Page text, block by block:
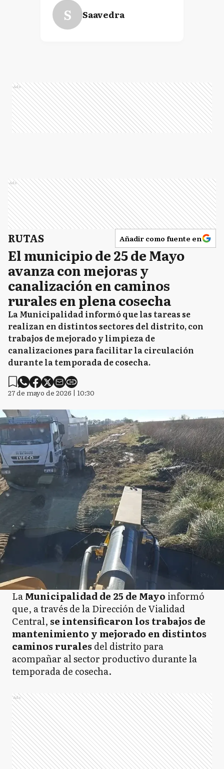
S Saavedra
Ads
Ads
RUTAS Añadir como fuente en
El municipio de 25 de Mayo
avanza con mejoras y
canalización en caminos
rurales en plena cosecha
La Municipalidad informó que las tareas se
realizan en distintos sectores del distrito, con
trabajos de mejorado y limpieza de
canalizaciones para facilitar la circulación
durante la temporada de cosecha.
27 de mayo de 2026 | 10:30
LaMunicipalidad de 25 de Mayo informó
que, a través de la Dirección de Vialidad
Central, se intensificaron los trabajos de
mantenimiento y mejorado en distintos
caminos rurales del distrito para
acompañar al sector productivo durante la
temporada de cosecha.
Ads